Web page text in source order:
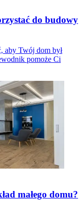
do budowy
aby Twój dom był
pomoże Ci
małego domu?